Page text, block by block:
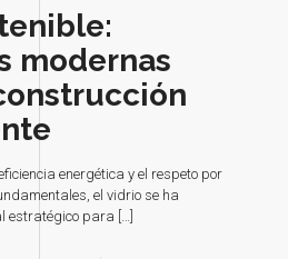
modernas
energética y el respeto por
el vidrio se ha
estratégico para […]